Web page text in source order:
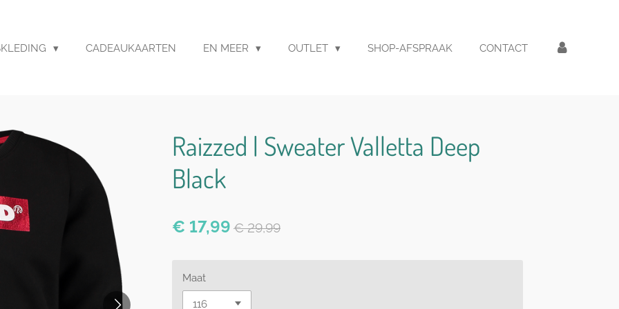
CADEAUKAARTEN EN MEER OUTLET SHOP-AFSPRAAK CONTACT
Raizzed | Sweater Valletta Deep
Black
€ 17,99 € 29,99
Maat